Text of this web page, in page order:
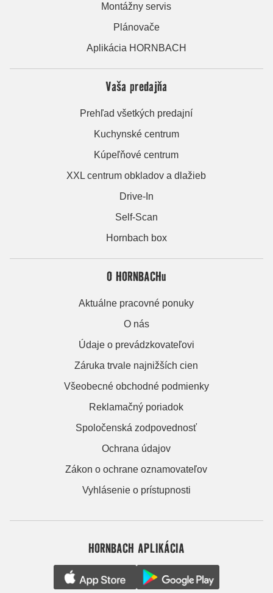
Montážny servis
Plánovače
Aplikácia HORNBACH
Vaša predajňa
Prehľad všetkých predajní
Kuchynské centrum
Kúpeľňové centrum
XXL centrum obkladov a dlažieb
Drive-In
Self-Scan
Hornbach box
O HORNBACHu
Aktuálne pracovné ponuky
O nás
Údaje o prevádzkovateľovi
Záruka trvale najnižších cien
Všeobecné obchodné podmienky
Reklamačný poriadok
Spoločenská zodpovednosť
Ochrana údajov
Zákon o ochrane oznamovateľov
Vyhlásenie o prístupnosti
HORNBACH APLIKÁCIA